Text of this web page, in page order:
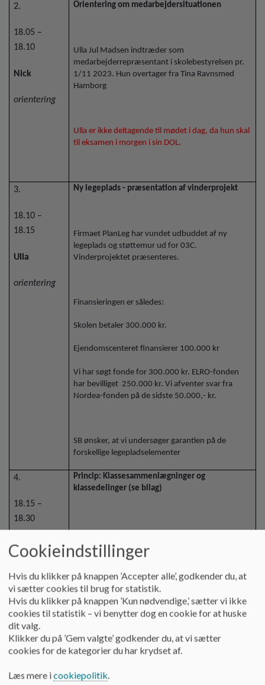
2.
18.05 –
18.10
Nick
orientering
Orientering om medarbejdersituationen
Ulla Jul Madsen indtræder som
medarbejderrepræsentant i skolebestyrelsen pr.
1/11 2023. Hun overtager fra Tina Ravnsmed
Hamborg
Ulla er ikke deltagende til mødet i dag, da hun skal
til eksamen i morgen i sin DOL.
3.
18.10 –
18.15
Ulla
orientering
Ny legeplads - præsentation af vinderprojekt
Firmaet PlanLeg har vundet udbuddet af ny
legeplads og støttemur ud for 03C.
Vinderprojektet præsenteres.
Finansieringen er således:
Skolen betaler 300.000 kr.
Ejendomscenteret finansierer 100.000 kr
Vi har søgt fonde for 300.000 kr. ELRO-fonden
har bevilliget 250.000 kr. Vi afventer svar fra
Nordea-fonden på de sidste 50.000,- kr.
SB ønsker, at vi undersøger garantien på de
forskellige legepladselementer
4.
18.15 –
18.30
Nick
beslutning.
Princip: Klassesammenlægninger og
klassedelinger (se bilag)
og PFU (pædagogiske forretningsudvalg). Der er
tilføjet små ændringer – fremhævet med rød
Princippet fremlægges til godkendelse.
Princippet godkendes.
Tilbagemelding på lærernes pædagogiske
Cookieindstillinger
Hvis du klikker på knappen ’Accepter alle’, godkender du, at
vi sætter cookies til brug for statistik.
Hvis du klikker på knappen ’Kun nødvendige,’ sætter vi ikke
cookies til statistik – vi benytter dog en cookie for at huske
dit valg.
Klikker du på ’Gem valgte’ godkender du, at vi sætter
cookies for de kategorier du har krydset af.
Læs mere icookiepolitik.